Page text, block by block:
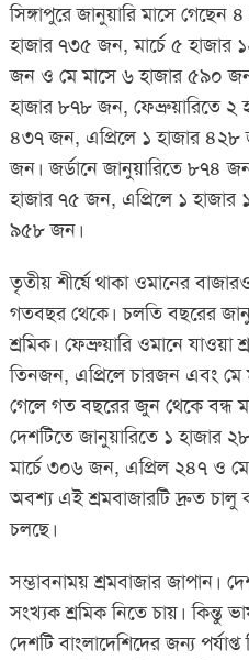
সিঙ্গাপুরে জানুয়ারি মাসে গেছেন
হাজার ৭৩৫ জন, মার্চে ৫
জন ও মে মাসে ৬ হাজার ৫৯০
হাজার ৮৭৮ জন, ফেব্রুয়ারিতে ২
৪৩৭ জন, এপ্রিলে ১ হাজার
জন। জর্ডানে জানুয়ারিতে ৮৭৪
হাজার ৭৫ জন, এপ্রিলে ১
৯৫৮ জন।
তৃতীয় শীর্ষে থাকা ওমানের
গতবছর থেকে। চলতি বছরের
শ্রমিক। ফেব্রুয়ারি ওমানে যাওয়া
তিনজন, এপ্রিলে চারজন এবং
গেলে গত বছরের জুন থেকে বন্ধ
দেশটিতে জানুয়ারিতে ১ হাজার
মার্চে ৩০৬ জন, এপ্রিল ২৪৭ ও
অবশ্য এই শ্রমবাজারটি দ্রুত
চলছে।
সম্ভাবনাময় শ্রমবাজার জাপান।
সংখ্যক শ্রমিক নিতে চায়। কিন্তু
দেশটি বাংলাদেশিদের জন্য